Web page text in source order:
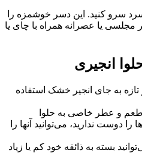
کنید. این دسر خوشمزه را
یا عصرانه همراه با چای یا
به جای انجیر خشک استفاده
عطر خاصی به حلوا
ندارید، می‌توانید آنها را
بسته به ذائقه خود کم یا زیاد